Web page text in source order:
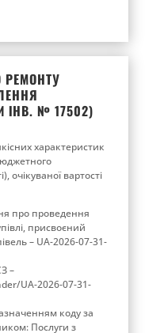
РЕМОНТУ
ІНВ. № 17502)
характеристик
очікуваної вартості
про проведення
присвоєний
– UA-2026-07-31-
–
UA-2026-07-31-
коду за
Послуги з